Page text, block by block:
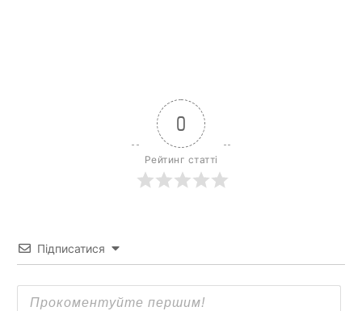
0
Рейтинг статті
Підписатися